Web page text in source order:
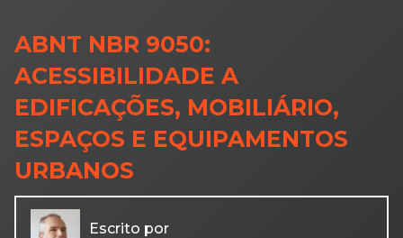
ABNT NBR 9050:
ACESSIBILIDADE A
EDIFICAÇÕES, MOBILIÁRIO,
ESPAÇOS E EQUIPAMENTOS
URBANOS
Escrito por